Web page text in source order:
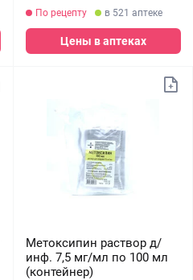
По рецепту в 521 аптеке
Цены в аптеках
Метоксипин раствор д/
инф. 7,5 мг/мл по 100 мл
(контейнер)